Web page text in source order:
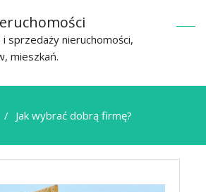
sprzedaży nieruchomości,
mieszkań.
Jak wybrać dobrą firmę?